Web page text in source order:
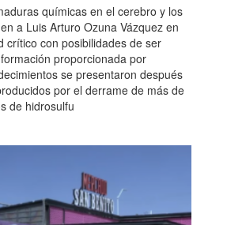
químicas en el cerebro y los
a Luis Arturo Ozuna Vázquez en
crítico con posibilidades de ser
proporcionada por
se presentaron después
por el derrame de más de
de hidrosulfu